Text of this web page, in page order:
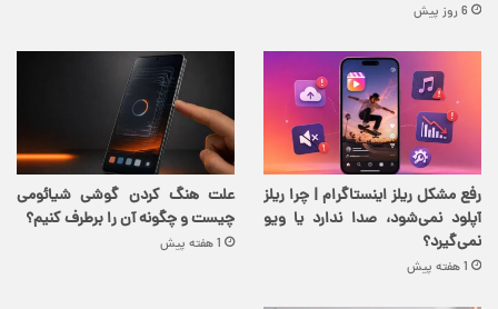
6 روز پیش
رفع مشکل ریلز اینستاگرام | چرا ریلز
آپلود نمی‌شود، صدا ندارد یا ویو
نمی‌گیرد؟
1 هفته پیش
علت هنگ کردن گوشی شیائومی
چیست و چگونه آن را برطرف کنیم؟
1 هفته پیش